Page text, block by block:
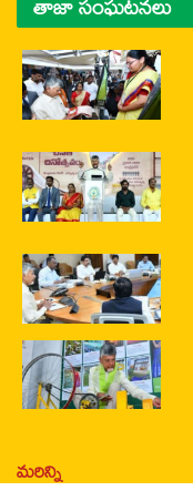
మరిన్ని